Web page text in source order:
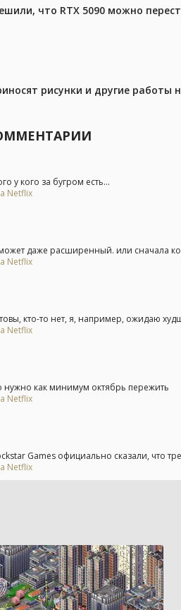
что RTX 5090 можно
рисунки и другие работы
у кого за бугром есть...
Netflix
даже расширенный. или сначала
Netflix
кто-то нет, я, например, ожидаю
Netflix
нужно как минимум октябрь пережить
Netflix
Games официально сказали, что
Netflix